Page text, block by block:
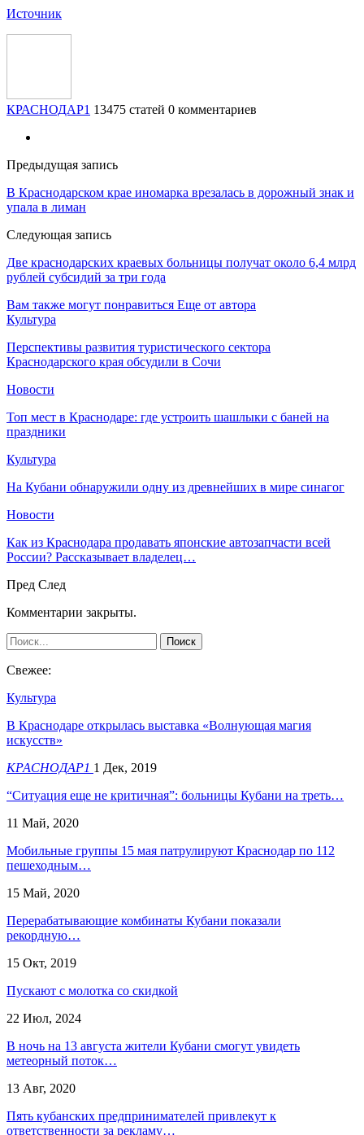
Источник
КРАСНОДАР1 13475 статей 0 комментариев
Предыдущая запись
В Краснодарском крае иномарка врезалась в дорожный знак и
упала в лиман
Следующая запись
Две краснодарских краевых больницы получат около 6,4 млрд
рублей субсидий за три года
Вам также могут понравиться Еще от автора
Культура
Перспективы развития туристического сектора
Краснодарского края обсудили в Сочи
Новости
Топ мест в Краснодаре: где устроить шашлыки с баней на
праздники
Культура
На Кубани обнаружили одну из древнейших в мире синагог
Новости
Как из Краснодара продавать японские автозапчасти всей
России? Рассказывает владелец…
Пред След
Комментарии закрыты.
Свежее:
Культура
В Краснодаре открылась выставка «Волнующая магия
искусств»
КРАСНОДАР1 1 Дек, 2019
“Ситуация еще не критичная”: больницы Кубани на треть…
11 Май, 2020
Мобильные группы 15 мая патрулируют Краснодар по 112
пешеходным…
15 Май, 2020
Перерабатывающие комбинаты Кубани показали
рекордную…
15 Окт, 2019
Пускают с молотка со скидкой
22 Июл, 2024
В ночь на 13 августа жители Кубани смогут увидеть
метеорный поток…
13 Авг, 2020
Пять кубанских предпринимателей привлекут к
ответственности за рекламу…